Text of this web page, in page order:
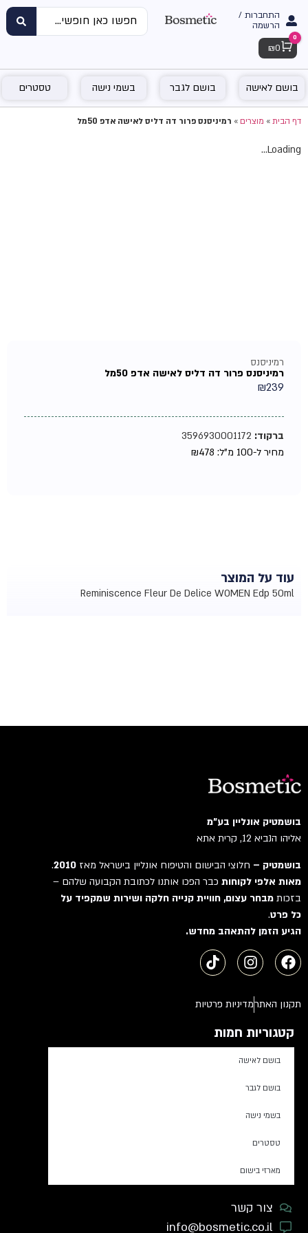
התחברות /
הרשמה
Cart
0
₪ 0
בושם לאישה בושם לגבר בשמי נישה טסטרים
דף הבית»מוצרים»רמיניסנס פרור דה דליס לאישה אדפ 50מל
Loading...
רמיניסנס
רמיניסנס פרור דה דליס לאישה אדפ 50מל
₪239
ברקוד:3596930001172
מחיר ל-100 מ"ל:
₪478
עוד על המוצר
Reminiscence Fleur De Delice WOMEN Edp 50ml
בושמטיק אונליין בע"מ
אליהו הנביא 12, קרית אתא
בושמטיק –חלוצי הבישום והטיפוח אונליין בישראל מאז2010
.
מאות אלפי לקוחותכבר הפכו אותנו לכתובת הקבועה שלהם –
בזכותמבחר עצום, חוויית קנייה חלקה ושירות שמקפיד על
כל פרט.
הגיע הזמן להתאהב מחדש.
תקנון האתרמדיניות פרטיות
קטגוריות חמות
בושם לאישה
בושם לגבר
בשמי נישה
טסטרים
מארזי בישום
צור קשר
info@bosmetic.co.il